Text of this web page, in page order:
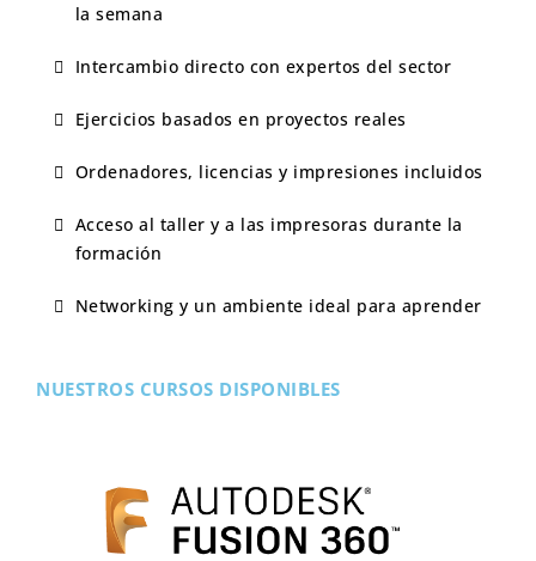
la semana
Intercambio directo con expertos del sector
Ejercicios basados en proyectos reales
Ordenadores, licencias y impresiones incluidos
Acceso al taller y a las impresoras durante la
formación
Networking y un ambiente ideal para aprender
NUESTROS CURSOS DISPONIBLES